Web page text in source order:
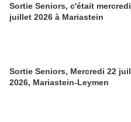
Sortie Seniors, c'était
juillet 2026 à Mariastein
Sortie Seniors, Mercredi 22
2026, Mariastein-Leymen